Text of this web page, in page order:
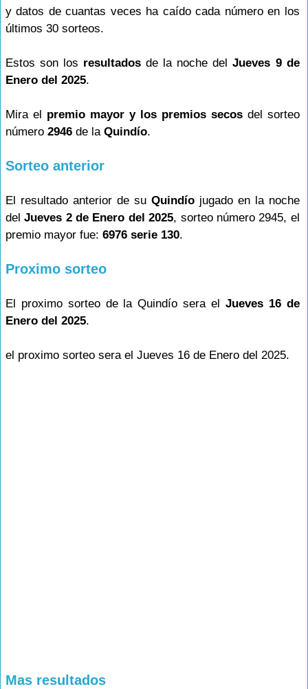
y datos de cuantas veces ha caído cada número en los
últimos 30 sorteos.
Estos son los resultados de la noche delJueves 9 de
Enero del 2025.
Mira el premio mayor y los premios secosdel sorteo
número 2946 de la Quindío.
Sorteo anterior
El resultado anterior de su Quindíojugado en la noche
delJueves 2 de Enero del 2025, sorteo número 2945, el
premio mayor fue: 6976 serie 130.
Proximo sorteo
El proximo sorteo de la Quindío sera el Jueves 16 de
Enero del 2025.
el proximo sorteo sera el Jueves 16 de Enero del 2025.
Mas resultados